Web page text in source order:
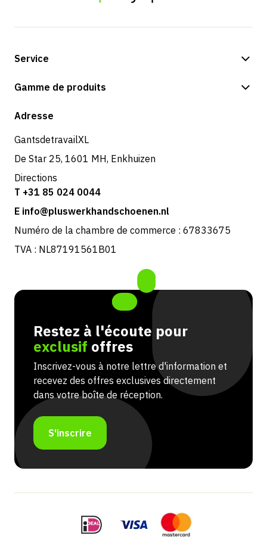
Service
Options de paiement
Gamme de produits
Boutique
Adresse
GantsdetravailXL
De Star 25, 1601 MH, Enkhuizen
Directions
T +31 85 024 0044
E info@pluswerkhandschoenen.nl
Numéro de la chambre de commerce : 67833675
TVA : NL87191561B01
Restez à l'écoute pour
exclusif offres
Inscrivez-vous à notre lettre d'information et
recevez des offres exclusives directement
dans votre boîte de réception.
S'inscrire